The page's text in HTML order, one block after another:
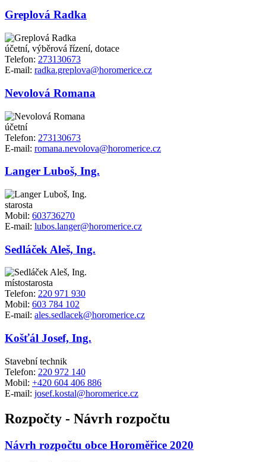
Greplová Radka
účetní, výběrová řízení, dotace
Telefon: 273130673
E-mail: radka.greplova@horomerice.cz
Nevolová Romana
účetní
Telefon: 273130673
E-mail: romana.nevolova@horomerice.cz
Langer Luboš, Ing.
starosta
Mobil: 603736270
E-mail: lubos.langer@horomerice.cz
Sedláček Aleš, Ing.
místostarosta
Telefon: 220 971 930
Mobil: 603 784 102
E-mail: ales.sedlacek@horomerice.cz
Košťál Josef, Ing.
Stavební technik
Telefon: 220 972 140
Mobil: +420 604 406 886
E-mail: josef.kostal@horomerice.cz
Rozpočty - Návrh rozpočtu
Návrh rozpočtu obce Horoměřice 2020